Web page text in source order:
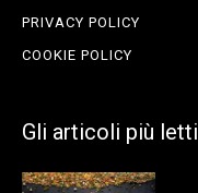
PRIVACY POLICY
COOKIE POLICY
Gli articoli più letti